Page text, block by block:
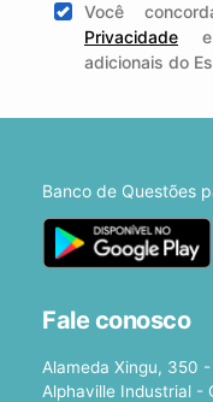
Você
Privacidade e
adicionais do
Banco de Questões
Fale conosco
Alameda Xingu, 350 -
Alphaville Industrial -